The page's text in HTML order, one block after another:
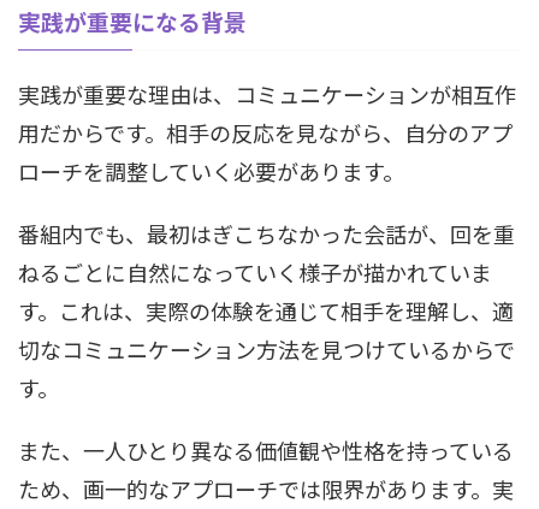
実践が重要になる背景
実践が重要な理由は、コミュニケーションが相互作
用だからです。相手の反応を見ながら、自分のアプ
ローチを調整していく必要があります。
番組内でも、最初はぎこちなかった会話が、回を重
ねるごとに自然になっていく様子が描かれていま
す。これは、実際の体験を通じて相手を理解し、適
切なコミュニケーション方法を見つけているからで
す。
また、一人ひとり異なる価値観や性格を持っている
ため、画一的なアプローチでは限界があります。実